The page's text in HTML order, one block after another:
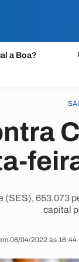
a Boa?
(SES), 653.073
capital
06/04/2022 às